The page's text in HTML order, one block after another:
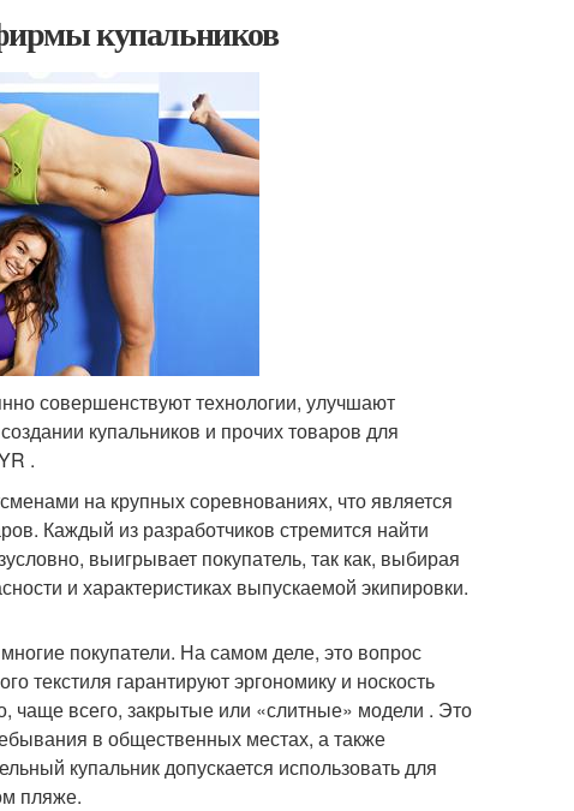
купальников
совершенствуют технологии, улучшают
купальников и прочих товаров для
.
на крупных соревнованиях, что является
Каждый из разработчиков стремится найти
выигрывает покупатель, так как, выбирая
и характеристиках выпускаемой экипировки.
покупатели. На самом деле, это вопрос
текстиля гарантируют эргономику и носкость
чаще всего, закрытые или «слитные» модели . Это
в общественных местах, а также
купальник допускается использовать для
пляже.